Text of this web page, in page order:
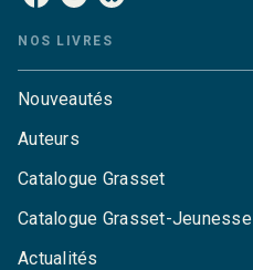
NOS LIVRES
Nouveautés
Auteurs
Catalogue Grasset
Catalogue Grasset-Jeunesse
Actualités